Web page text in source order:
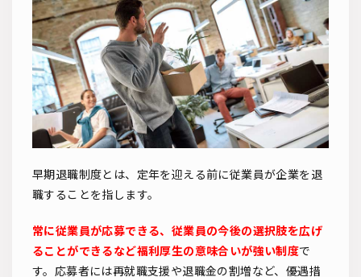
早期退職制度とは、定年を迎える前に従業員が企業を退
職することを指します。
常に従業員が応募できる、従業員の今後の選択肢を広げ
ることができるなど福利厚生の意味合いが強い制度で
す。応募者には再就職支援や退職金の割増など、優遇措